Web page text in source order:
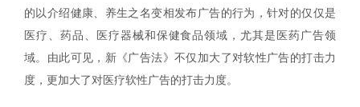
的以介绍健康、养生之名变相发布广告的行为，针对的仅仅是
医疗、药品、医疗器械和保健食品领域，尤其是医药广告领
域。由此可见，新《广告法》不仅加大了对软性广告的打击力
度，更加大了对医疗软性广告的打击力度。